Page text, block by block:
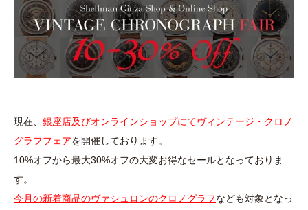
現在、 銀座店及びオンラインショップにてヴィンテージ・クロノ
グラフフェアを開催しております。
10%オフから最大30%オフの大変お得なセールとなっておりま
す。
今月の新着商品のヴァシュロンのクロノグラフなども対象となっ